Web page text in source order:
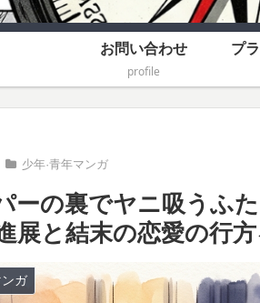
お問い合わせ
profile
プ
少年·青年マンガ
ーの裏でヤニ吸うふ
展と結末の恋愛の行
ガ